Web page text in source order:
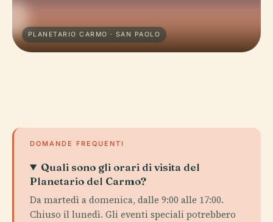
PLANETARIO CARMO · SAN PAOLO
DOMANDE FREQUENTI
Quali sono gli orari di visita del
Planetario del Carmo?
Da martedì a domenica, dalle 9:00 alle 17:00.
Chiuso il lunedì. Gli eventi speciali potrebbero